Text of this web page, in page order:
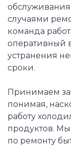
случаями
команда
оперативный
устранения
сроки.
Принимаем
понимая,
работу
продуктов.
по ремонту